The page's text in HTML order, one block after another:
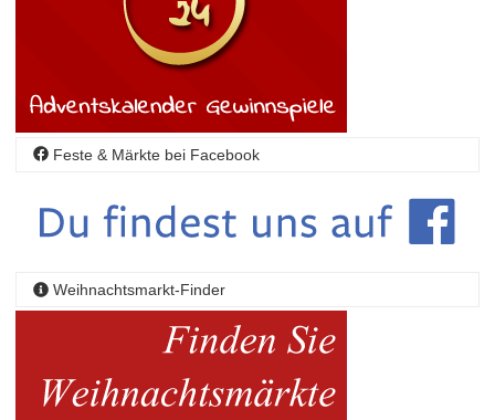
Feste & Märkte bei Facebook
Weihnachtsmarkt-Finder